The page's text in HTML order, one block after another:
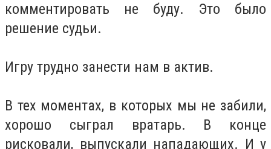
комментировать не буду. Это было
решение судьи.
Игру трудно занести нам в актив.
В тех моментах, в которых мы не забили,
хорошо сыграл вратарь. В конце
рисковали, выпускали нападающих. И у